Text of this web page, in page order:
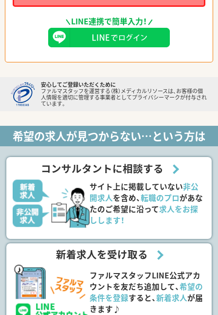
LINE連携で簡単入力！
安心してご登録いただくために
ファルマスタッフを運営する（株）メディカルリソースは、お客様の個
人情報を適切に管理する事業者としてプライバシーマークが付与され
ています。
希望の求人が見つからない…という方は
コンサルタントに相談する
サイト上に掲載していない非公
開求人を含め、転職のプロがあな
たのご希望に沿って求人をお探
しします！
新着求人を受け取る
ファルマスタッフLINE公式アカ
ウントを友だち追加して、希望の
条件を登録すると、新着求人が届
きます♪